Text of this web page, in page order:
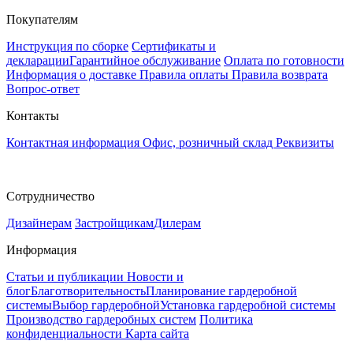
Покупателям
Инструкция по сборке Сертификаты и
декларацииГарантийное обслуживание Оплата по готовности
Информация о доставке Правила оплаты Правила возврата
Вопрос-ответ
Контакты
Контактная информация Офис, розничный склад Реквизиты
Сотрудничество
Дизайнерам ЗастройщикамДилерам
Информация
Статьи и публикации Новости и
блогБлаготворительностьПланирование гардеробной
системыВыбор гардеробнойУстановка гардеробной системы
Производство гардеробных систем Политика
конфиденциальности Карта сайта